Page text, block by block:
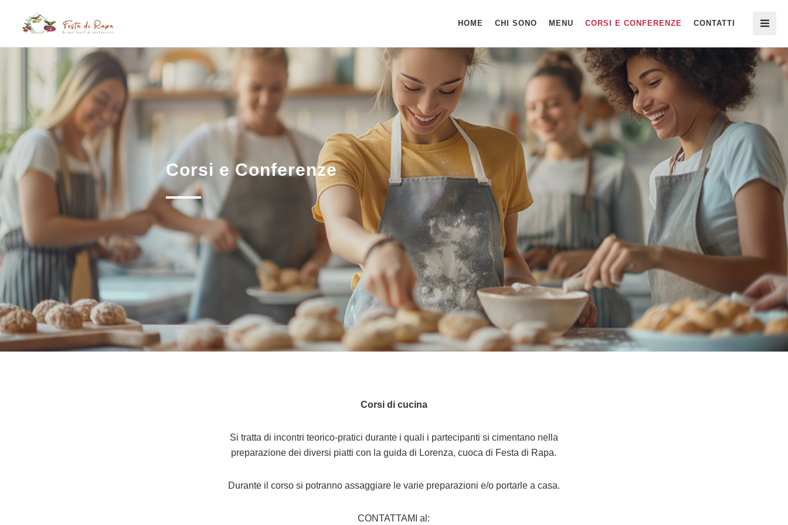
HOME CHI SONO MENU CORSI E CONFERENZE CONTATTI
Corsi e Conferenze
Corsi di cucina
Si tratta di incontri teorico-pratici durante i quali i partecipanti si cimentano nella
preparazione dei diversi piatti con la guida di Lorenza, cuoca di Festa di Rapa.
Durante il corso si potranno assaggiare le varie preparazioni e/o portarle a casa.
CONTATTAMI al: